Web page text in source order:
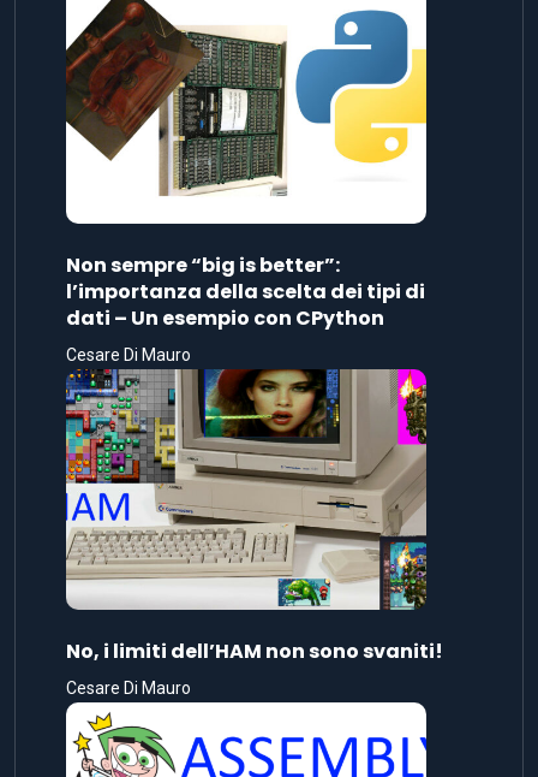
Non sempre “big is better”:
l’importanza della scelta dei tipi di
dati – Un esempio con CPython
Cesare Di Mauro
No, i limiti dell’HAM non sono svaniti!
Cesare Di Mauro